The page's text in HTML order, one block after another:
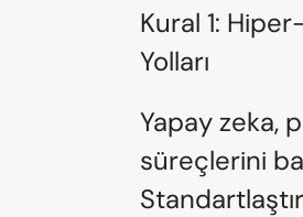
Kural 1:
Yolları
Yapay zeka,
süreçlerini